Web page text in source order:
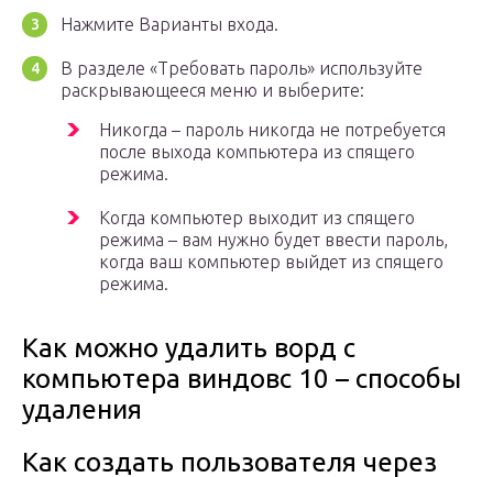
Нажмите Варианты входа.
В разделе «Требовать пароль» используйте
раскрывающееся меню и выберите:
Никогда – пароль никогда не потребуется
после выхода компьютера из спящего
режима.
Когда компьютер выходит из спящего
режима – вам нужно будет ввести пароль,
когда ваш компьютер выйдет из спящего
режима.
Как можно удалить ворд с
компьютера виндовс 10 – способы
удаления
Как создать пользователя через